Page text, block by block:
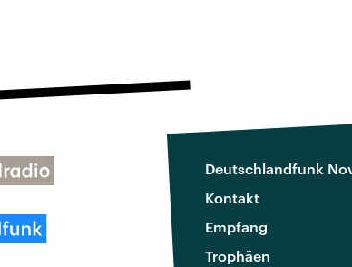
Deutschlandfunk
Kontakt
Empfang
Trophäen